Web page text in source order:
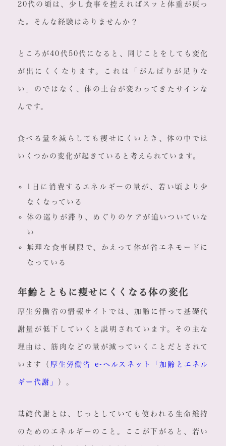
20代の頃は、少し食事を控えればスッと体重が戻っ
た。そんな経験はありませんか？
ところが40代50代になると、同じことをしても変化
が出にくくなります。これは「がんばりが足りな
い」のではなく、体の土台が変わってきたサインな
んです。
食べる量を減らしても痩せにくいとき、体の中では
いくつかの変化が起きていると考えられています。
1日に消費するエネルギーの量が、若い頃より少
なくなっている
体の巡りが滞り、めぐりのケアが追いついていな
い
無理な食事制限で、かえって体が省エネモードに
なっている
年齢とともに痩せにくくなる体の変化
厚生労働省の情報サイトでは、加齢に伴って基礎代
謝量が低下していくと説明されています。その主な
理由は、筋肉などの量が減っていくことだとされて
います（ 厚生労働省 e-ヘルスネット「加齢とエネル
ギー代謝」 ）。
基礎代謝とは、じっとしていても使われる生命維持
のためのエネルギーのこと。ここが下がると、若い